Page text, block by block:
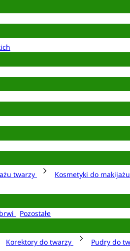
twarzy Kosmetyki do
Pozostałe
Korektory do twarzy Pudry do